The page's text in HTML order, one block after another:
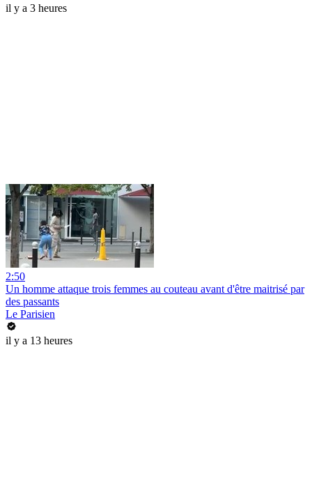
il y a 3 heures
2:50
Un homme attaque trois femmes au couteau avant d'être maitrisé par
des passants
Le Parisien
il y a 13 heures